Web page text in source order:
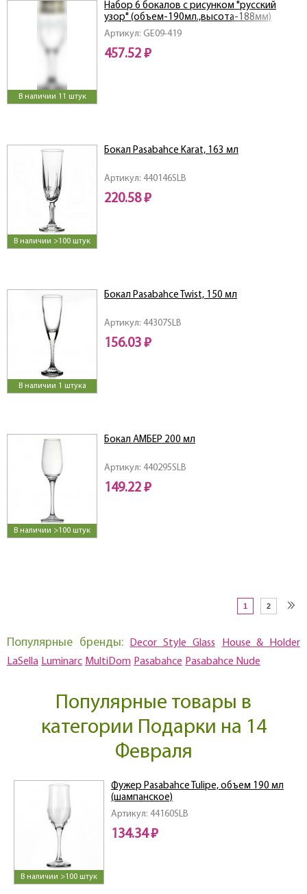
В наличии 11 штук
Артикул: GE09-419
Набор 6 бокалов с рисунком "русский
узор" (объем-190мл.,высота-188мм)
457.52 ₽
В наличии >100 штук
Артикул: 440146SLB
Бокал Pasabahce Karat, 163 мл
220.58 ₽
В наличии 1 штука
Артикул: 44307SLB
Бокал Pasabahce Twist, 150 мл
156.03 ₽
В наличии >100 штук
Артикул: 440295SLB
Бокал АМБЕР 200 мл
149.22 ₽
1 2
Популярные бренды: Decor Style Glass
House & Holder
LaSella Luminarc MultiDom Pasabahce Pasabahce Nude
Популярные товары в
категории Подарки на 14
Февраля
В наличии >100 штук
Артикул: 44160SLB
Фужер Pasabahce Tulipe, объем 190 мл
(шампанское)
134.34 ₽